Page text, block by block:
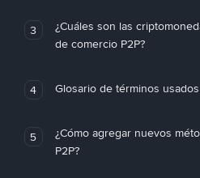
3
¿Cuáles son las
de comercio P2P?
4 Glosario de términos
5
¿Cómo agregar nuevos
P2P?